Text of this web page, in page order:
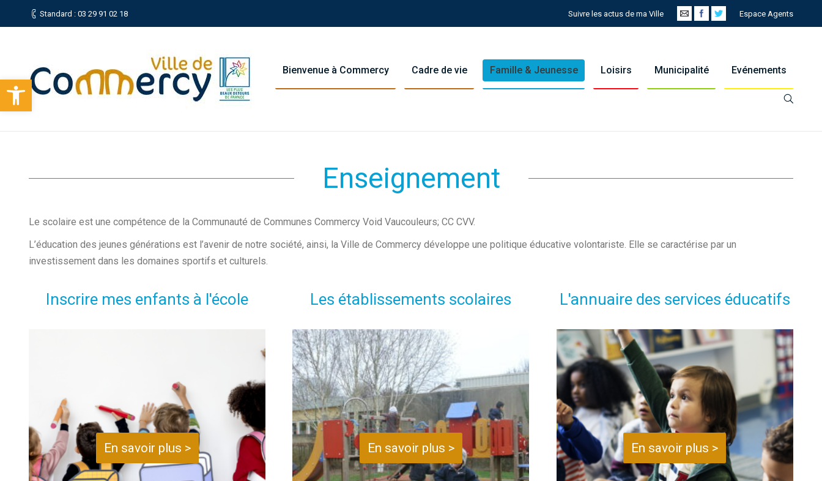
Ouvrir la barre d’outils
Standard : 03 29 91 02 18 Suivre les actus de ma Ville Espace Agents
Bienvenue à Commercy Cadre de vie Famille & Jeunesse Loisirs Municipalité Evénements
Enseignement
Le scolaire est une compétence de la Communauté de Communes Commercy Void Vaucouleurs; CC CVV.
L’éducation des jeunes générations est l’avenir de notre société, ainsi, la Ville de Commercy développe une politique éducative volontariste. Elle se caractérise par un
investissement dans les domaines sportifs et culturels.
Inscrire mes enfants à l'école
En savoir plus >
Les établissements scolaires
En savoir plus >
L'annuaire des services éducatifs
En savoir plus >